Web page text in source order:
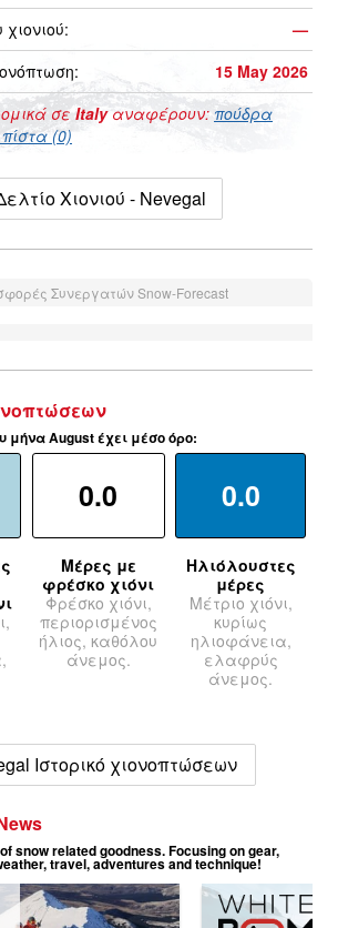
—
15 May 2026
σεItalyαναφέρουν: πούδρα
(0)
Χιονιού - Nevegal
Συνεργατών Snow-Forecast
μήνα August έχει μέσο όρο:
0.0
Μέρες με
φρέσκο χιόνι
Φρέσκο χιόνι,
περιορισμένος
ήλιος, καθόλου
άνεμος.
0.0
Ηλιόλουστες
μέρες
Μέτριο χιόνι,
κυρίως
ηλιοφάνεια,
ελαφρύς
άνεμος.
Ιστορικό χιονοπτώσεων